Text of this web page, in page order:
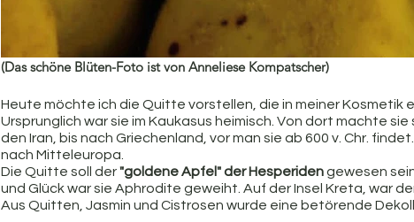
(Das schöne Blüten-Foto ist von Anneliese Kompatscher)
Heute möchte ich die Quitte vorstellen, die in meiner Kosmetik
Ursprunglich war sie im Kaukasus heimisch. Von dort machte
den Iran, bis nach Griechenland, vor man sie ab 600 v. Chr.
nach Mitteleuropa.
Die Quitte soll der "goldene Apfel" der Hesperiden gewesen
und Glück war sie Aphrodite geweiht. Auf der Insel Kreta, war
Aus Quitten, Jasmin und Cistrosen wurde eine betörende